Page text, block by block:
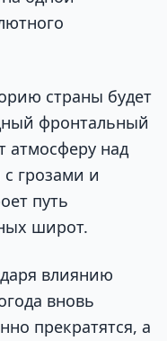
страны будет
фронтальный
атмосферу над
грозами и
путь
широт.
влиянию
вновь
прекратятся, а